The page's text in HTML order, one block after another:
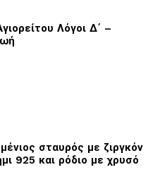
Λόγοι Δ΄ –
σταυρός με ζιργκόν
925 και ρόδιο με χρυσό